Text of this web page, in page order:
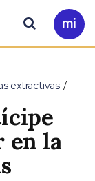
Ir
a
Buscar
extractivas
en la